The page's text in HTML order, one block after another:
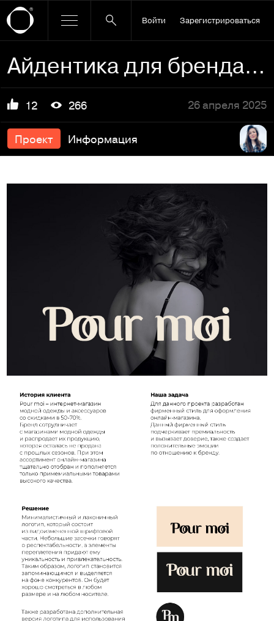
Войти Зарегистрироваться
Айдентика для бренда Pour moi
12 266 26 апреля 2025
Проект Информация